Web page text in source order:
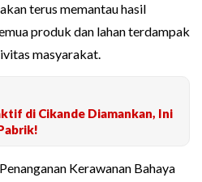
terus memantau hasil
produk dan lahan terdampak
masyarakat.
di Cikande Diamankan, Ini
Kerawanan Bahaya